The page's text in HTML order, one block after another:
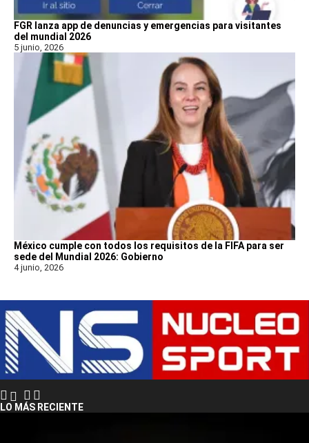
FGR lanza app de denuncias y emergencias para visitantes
del mundial 2026
5 junio, 2026
México cumple con todos los requisitos de la FIFA para ser
sede del Mundial 2026: Gobierno
4 junio, 2026
LO MÁS RECIENTE